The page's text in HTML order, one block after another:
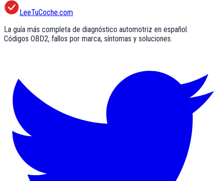
LeeTuCoche.com
La guía más completa de diagnóstico automotriz en español.
Códigos OBD2, fallos por marca, síntomas y soluciones.